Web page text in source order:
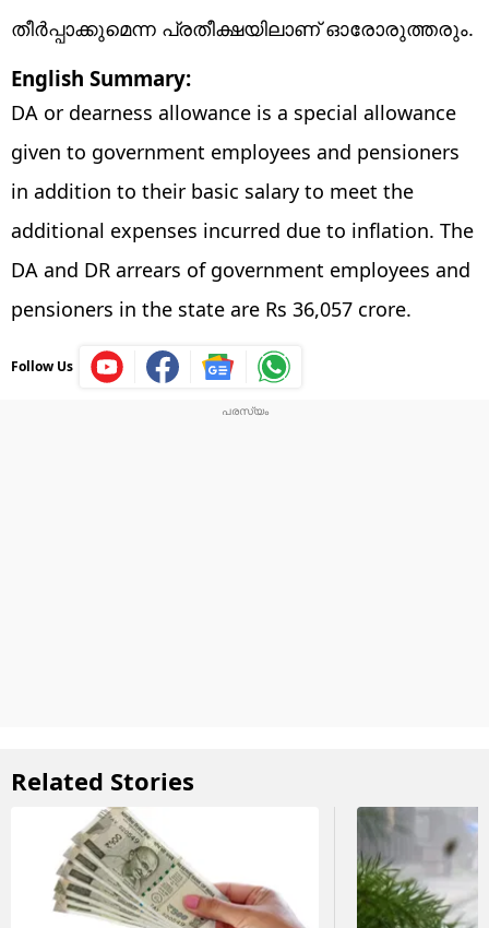
തീർപ്പാക്കുമെന്ന പ്രതീക്ഷയിലാണ് ഓരോരുത്തരും.
English Summary:
DA or dearness allowance is a special allowance
given to government employees and pensioners
in addition to their basic salary to meet the
additional expenses incurred due to inflation. The
DA and DR arrears of government employees and
pensioners in the state are Rs 36,057 crore.
Follow Us
Related Stories